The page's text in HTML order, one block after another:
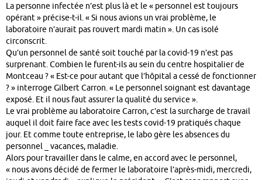
La personne infectée n’est plus là et le « personnel est toujours
opérant » précise-t-il. « Si nous avions un vrai problème, le
laboratoire n’aurait pas rouvert mardi matin ». Un cas isolé
circonscrit.
Qu’un personnel de santé soit touché par la covid-19 n’est pas
surprenant. Combien le furent-ils au sein du centre hospitalier de
Montceau ? « Est-ce pour autant que l’hôpital a cessé de fonctionner
? » interroge Gilbert Carron. « Le personnel soignant est davantage
exposé. Et il nous faut assurer la qualité du service ».
Le vrai problème au laboratoire Carron, c’est la surcharge de travail
auquel il doit faire face avec les tests covid-19 pratiqués chaque
jour. Et comme toute entreprise, le labo gère les absences du
personnel _ vacances, maladie.
Alors pour travailler dans le calme, en accord avec le personnel,
« nous avons décidé de fermer le laboratoire l’après-midi, mercredi,